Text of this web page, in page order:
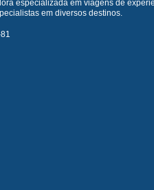
especializada em viagens de
em diversos destinos.